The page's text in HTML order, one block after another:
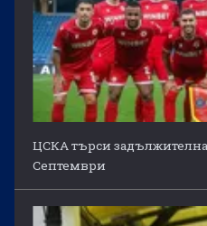
ЦСКА търси
Септември